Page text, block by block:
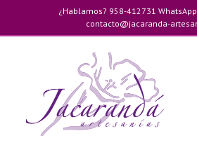
contenido
¿Hablamos? 958-412731
contacto@jacaranda-